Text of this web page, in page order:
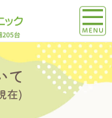
て
在)